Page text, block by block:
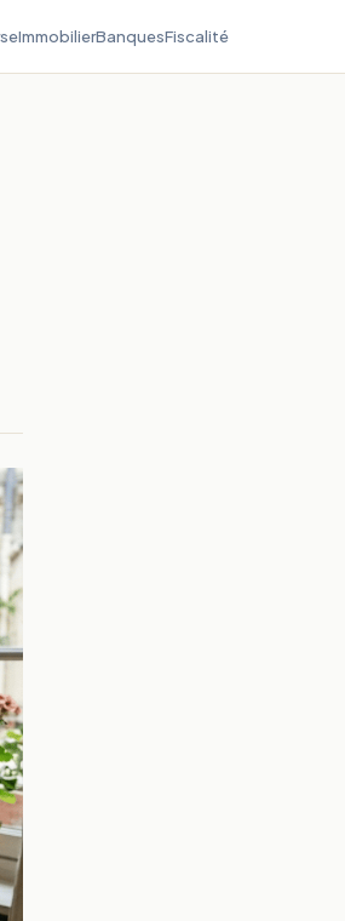
ImmobilierBanquesFiscalité